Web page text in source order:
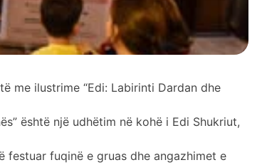
me ilustrime “Edi: Labirinti Dardan dhe
është një udhëtim në kohë i Edi Shukriut,
festuar fuqinë e gruas dhe angazhimet e